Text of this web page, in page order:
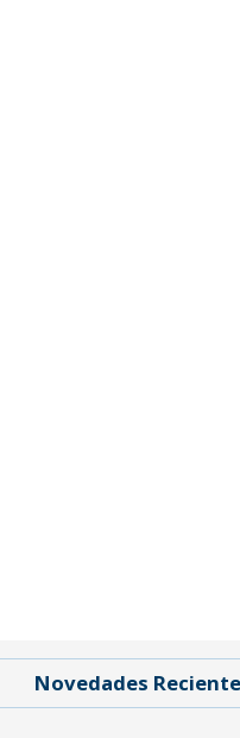
Novedades